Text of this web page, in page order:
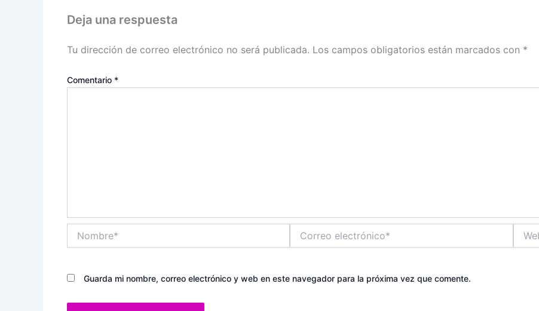
Deja una respuesta
Tu dirección de correo electrónico no será publicada. Los campos obligatorios están marcados con *
Comentario *
electrónico*
Guarda mi nombre, correo electrónico y web en este navegador para la próxima vez que comente.